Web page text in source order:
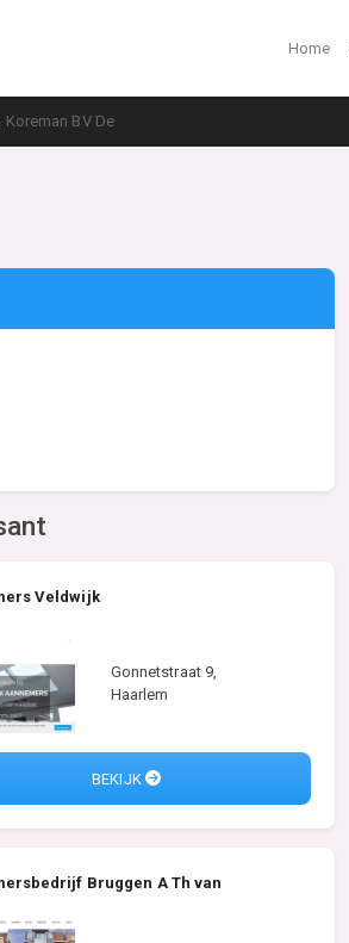
Home
Koreman BV De
Veldwijk
Gonnetstraat 9,
Haarlem
BEKIJK
Bruggen A Th van